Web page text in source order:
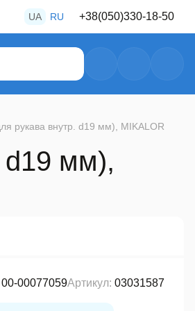
UA RU +38(050)330-18-50
(050)487-80-28
рукава внутр. d19 мм), MIKALOR
d19 мм),
00-00077059Артикул: 03031587